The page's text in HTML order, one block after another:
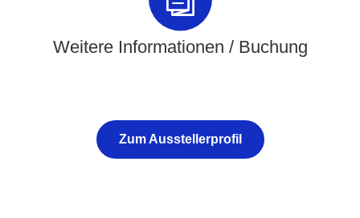
Weitere Informationen / Buchung
Zum Ausstellerprofil